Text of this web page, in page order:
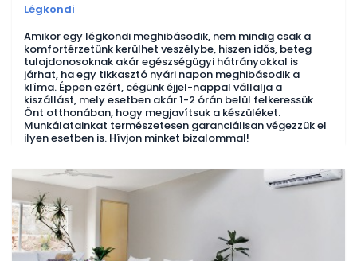
Légkondi
Amikor egy légkondi meghibásodik, nem mindig csak a
komfortérzetünk kerülhet veszélybe, hiszen idős, beteg
tulajdonosoknak akár egészségügyi hátrányokkal is
járhat, ha egy tikkasztó nyári napon meghibásodik a
klíma. Éppen ezért, cégünk éjjel-nappal vállalja a
kiszállást, mely esetben akár 1-2 órán belül felkeressük
Önt otthonában, hogy megjavítsuk a készüléket.
Munkálatainkat természetesen garanciálisan végezzük el
ilyen esetben is. Hívjon minket bizalommal!